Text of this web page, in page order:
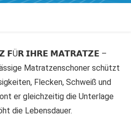
𝗜𝗛𝗥𝗘 𝗠𝗔𝗧𝗥𝗔𝗧𝗭𝗘 –
Matratzenschoner schützt
Flecken, Schweiß und
er gleichzeitig die Unterlage
die Lebensdauer.